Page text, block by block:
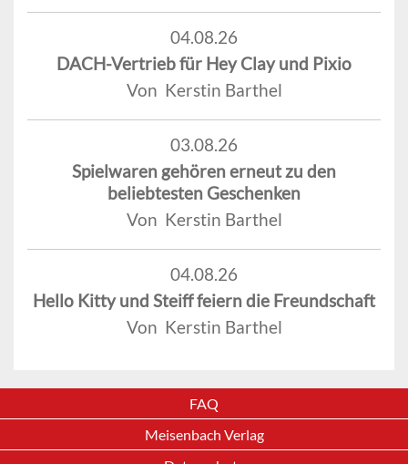
04.08.26
DACH-Vertrieb für Hey Clay und Pixio
Von Kerstin Barthel
03.08.26
Spielwaren gehören erneut zu den
beliebtesten Geschenken
Von Kerstin Barthel
04.08.26
Hello Kitty und Steiff feiern die Freundschaft
Von Kerstin Barthel
FAQ
Meisenbach Verlag